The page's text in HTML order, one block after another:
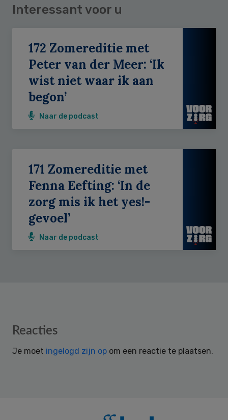
Interessant voor u
172 Zomereditie met
Peter van der Meer: ‘Ik
wist niet waar ik aan
begon’
Naar de podcast
171 Zomereditie met
Fenna Eefting: ‘In de
zorg mis ik het yes!-
gevoel’
Naar de podcast
Reader
Reacties
Je moet ingelogd zijn op om een reactie te plaatsen.